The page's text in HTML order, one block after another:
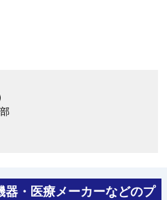
・医療メーカーなどのプ